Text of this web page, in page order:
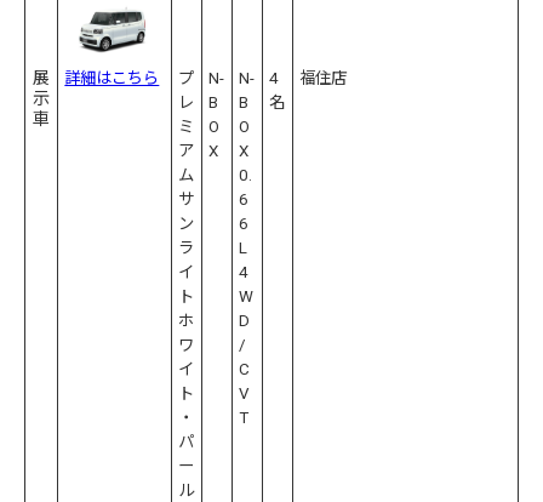
展
示
車
詳細はこちら
プ
レ
ミ
ア
ム
サ
ン
ラ
イ
ト
ホ
ワ
イ
ト
・
パ
ー
ル
N-
B
O
X
N-
B
O
X
0.
6
6
L
4
W
D
/
C
V
T
4
名
福住店